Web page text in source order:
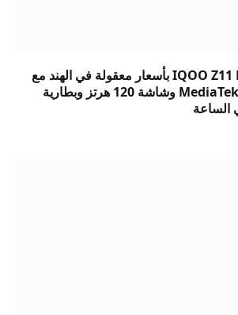
تم إطلاق هاتف IQOO Z11 Lite بأسعار معقولة في الهند مع
MediaTek Dimensity 6300 وشاشة 120 هرتز وبطارية